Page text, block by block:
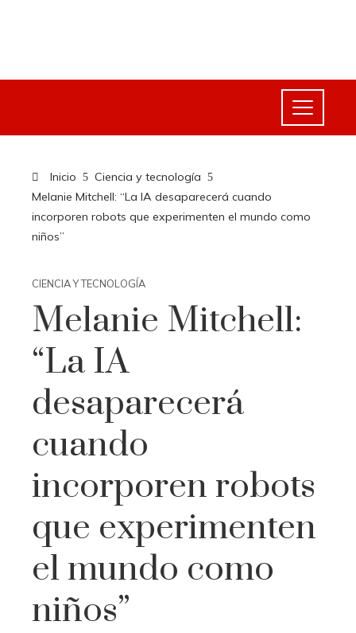
Inicio
Ciencia y tecnología
Melanie Mitchell: “La IA desaparecerá cuando
incorporen robots que experimenten el mundo como
niños”
CIENCIA Y TECNOLOGÍA
Melanie Mitchell:
“La IA
desaparecerá
cuando
incorporen robots
que experimenten
el mundo como
niños”